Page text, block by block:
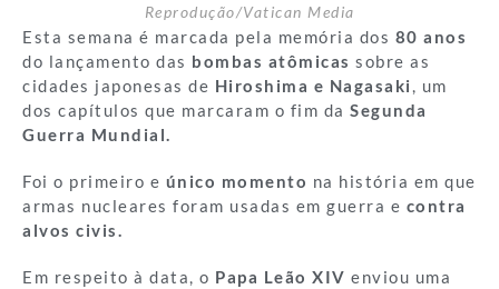
Reprodução/Vatican Media
Esta semana é marcada pela memória dos 80 anos
do lançamento das bombas atômicas sobre as
cidades japonesas de Hiroshima e Nagasaki
, um
dos capítulos que marcaram o fim da Segunda
Guerra Mundial.
Foi o primeiro e único momento na história em que
armas nucleares foram usadas em guerra e contra
alvos civis.
Em respeito à data, o Papa Leão XIV enviou uma